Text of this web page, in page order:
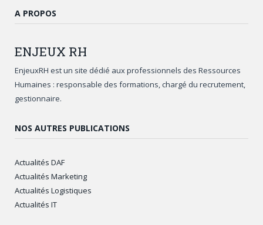
A PROPOS
ENJEUX RH
EnjeuxRH est un site dédié aux professionnels des Ressources
Humaines : responsable des formations, chargé du recrutement,
gestionnaire.
NOS AUTRES PUBLICATIONS
Actualités DAF
Actualités Marketing
Actualités Logistiques
Actualités IT